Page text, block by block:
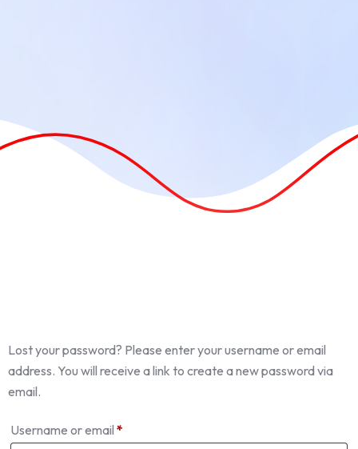
Lost your password? Please enter your username or email
address. You will receive a link to create a new password via
email.
Username or email *